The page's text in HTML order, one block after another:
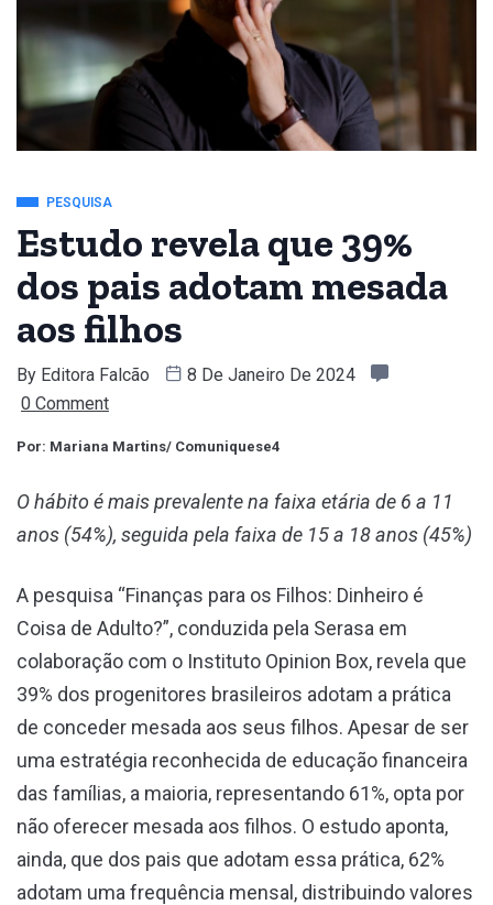
PESQUISA
Estudo revela que 39%
dos pais adotam mesada
aos filhos
By Editora Falcão
8 De Janeiro De 2024
0 Comment
Por: Mariana Martins/ Comuniquese4
O hábito é mais prevalente na faixa etária de 6 a 11
anos (54%), seguida pela faixa de 15 a 18 anos (45%)
A pesquisa “Finanças para os Filhos: Dinheiro é
Coisa de Adulto?”, conduzida pela Serasa em
colaboração com o Instituto Opinion Box, revela que
39% dos progenitores brasileiros adotam a prática
de conceder mesada aos seus filhos. Apesar de ser
uma estratégia reconhecida de educação financeira
das famílias, a maioria, representando 61%, opta por
não oferecer mesada aos filhos. O estudo aponta,
ainda, que dos pais que adotam essa prática, 62%
adotam uma frequência mensal, distribuindo valores